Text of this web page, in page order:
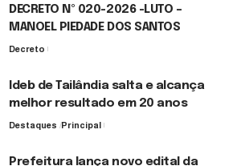
DECRETO Nº 020-2026 -LUTO –
MANOEL PIEDADE DOS SANTOS
Decreto
Ideb de Tailândia salta e alcança
melhor resultado em 20 anos
Destaques Principal
Prefeitura lança novo edital da